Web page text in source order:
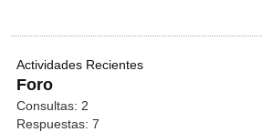
Actividades Recientes
Foro
Consultas: 2
Respuestas: 7